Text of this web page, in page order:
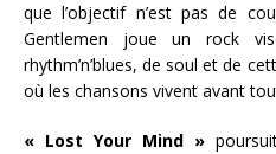
que l’objectif n’est pas de
Gentlemen joue un rock
rhythm’n’blues, de soul et de
où les chansons vivent avant
« Lost Your Mind »